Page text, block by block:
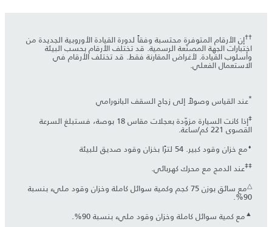
††إن الأرقام المتوفرة محتسبة وفقاً لدورة القيادة الأوروبية الجديدة من
اختبارات الجهة المصنّعة الرسمية. قد تختلف الأرقام بحسب البيئة
وأسلوب القيادة. لأغراض المقارنة فقط. قد تختلف الأرقام في
الاستعمال الفعلي.
*عند القياس وصولاً إلى زجاج السقف البانورامي
‡ إذا كانت السيارة مزوّدة بعجلات مقاس 18 بوصة، فستبلغ السرعة
القصوى 221 كم/ساعة.
⬧مع خزان وقود كبير. 54 لترًا بخزان وقود صديق للبيئة
‡‡عند الدمج مع محرك كهربائي.
△ مع سائق بوزن 75 كجم وكمية سوائل كاملة وخزان وقود مليء بنسبة
90%.
▲مع كمية سوائل كاملة وخزان وقود مليء بنسبة 90%.